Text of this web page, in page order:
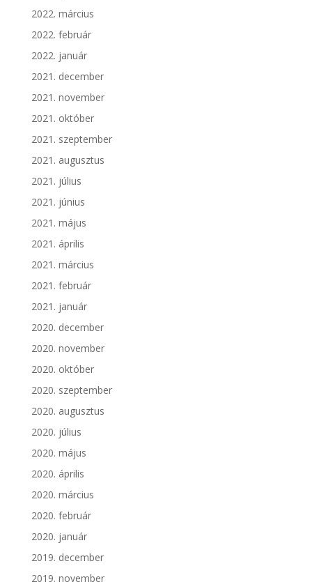
2022. március
2022. február
2022. január
2021. december
2021. november
2021. október
2021. szeptember
2021. augusztus
2021. július
2021. június
2021. május
2021. április
2021. március
2021. február
2021. január
2020. december
2020. november
2020. október
2020. szeptember
2020. augusztus
2020. július
2020. május
2020. április
2020. március
2020. február
2020. január
2019. december
2019. november